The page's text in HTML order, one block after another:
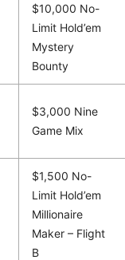
$10,000 No-
Limit Hold’em
Mystery
Bounty
$3,000 Nine
Game Mix
$1,500 No-
Limit Hold’em
Millionaire
Maker – Flight
B